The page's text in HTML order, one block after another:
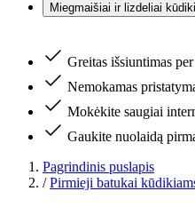
Miegmaišiai ir lizdeliai
Greitas išsiuntimas
Nemokamas
Mokėkite saugiai
Gaukite nuolaidą
Pagrindinis puslapis
/ Pirmieji batukai